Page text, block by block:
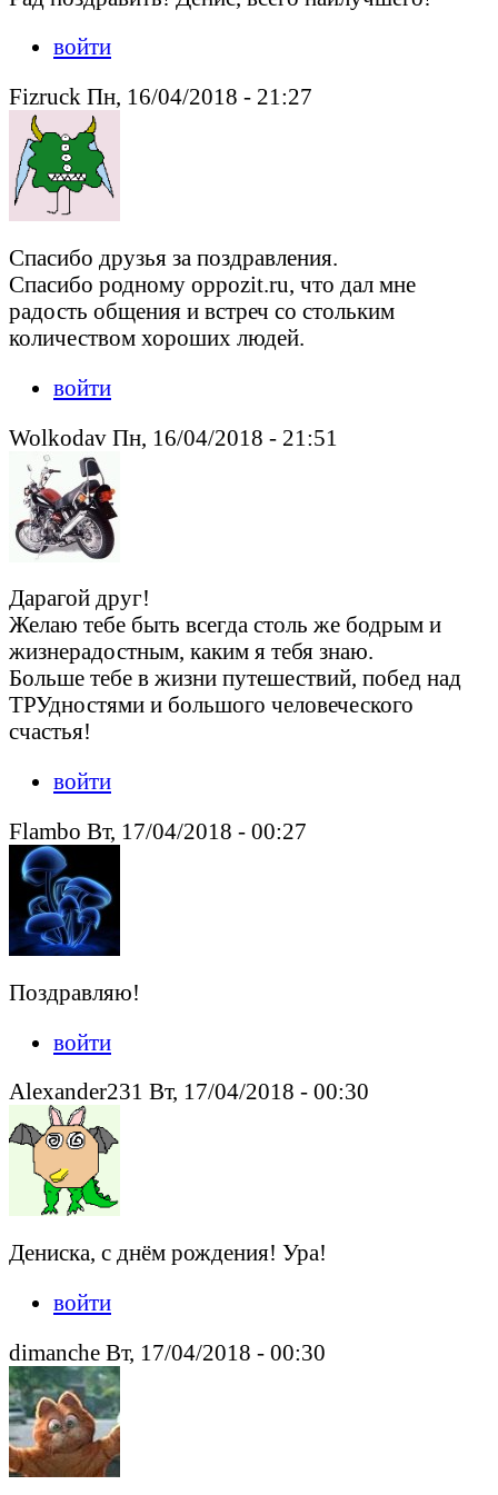
войти
Fizruck Пн, 16/04/2018 - 21:27
Спасибо друзья за поздравления.
Спасибо родному oppozit.ru, что дал мне
радость общения и встреч со стольким
количеством хороших людей.
войти
Wolkodav Пн, 16/04/2018 - 21:51
Дарагой друг!
Желаю тебе быть всегда столь же бодрым и
жизнерадостным, каким я тебя знаю.
Больше тебе в жизни путешествий, побед над
ТРУдностями и большого человеческого
счастья!
войти
Flambo Вт, 17/04/2018 - 00:27
Поздравляю!
войти
Alexander231 Вт, 17/04/2018 - 00:30
Дениска, с днём рождения! Ура!
войти
dimanche Вт, 17/04/2018 - 00:30